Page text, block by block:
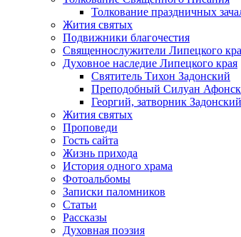
Толкование праздничных
Жития святых
Подвижники благочестия
Священнослужители Липецкого
Духовное наследие Липецкого края
Святитель Тихон Задонский
Преподобный Силуан
Георгий, затворник Задонский
Жития святых
Проповеди
Гость сайта
Жизнь прихода
История одного храма
Фотоальбомы
Записки паломников
Статьи
Рассказы
Духовная поэзия